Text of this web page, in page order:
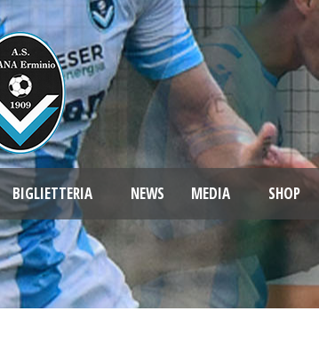
BIGLIETTERIA NEWS MEDIA SHOP